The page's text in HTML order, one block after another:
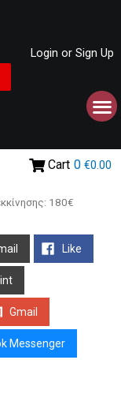
Login or Sign Up
Cart 0 €0.00
180€
Like
Gmail
Messenger